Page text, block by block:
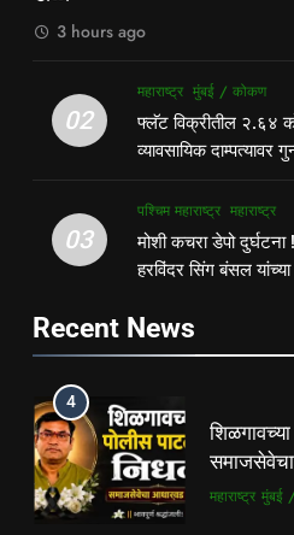
मोशी कचरा
कार्यकारी
यांच्या
पश्चिम महाराष्ट्र
4
5
ठाणे-पालघर
दिवाळी
मंडळाची
3 hours ago
02
महाराष्ट्र मुंबई / कोकण
फ्लॅट विक्रीतील २.६४
व्यावसायिक दाम्पत्यावर
03
पश्चिम महाराष्ट्र महाराष्ट्र
मोशी कचरा डेपो दुर्घटना
हरविंदर सिंग बंसल
Recent News
फ्लॅट
अपहाराचा
3
मोशी कचरा
4
महाराष्ट्र मुंबई